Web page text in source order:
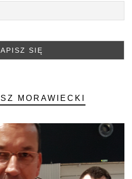
MORAWIECKI